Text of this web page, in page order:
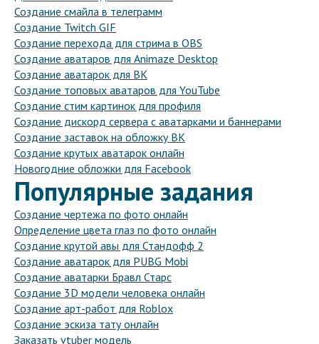
Создание смайла в телеграмм
Создание Twitch GIF
Создание перехода для стрима в OBS
Создание аватаров для Animaze Desktop
Создание аватарок для ВК
Создание топовых аватаров для YouTube
Создание стим картинок для профиля
Создание дискорд сервера с аватарками и баннерами
Создание заставок на обложку ВК
Создание крутых аватарок онлайн
Новогодние обложки для Facebook
Популярные задания
Создание чертежа по фото онлайн
Определение цвета глаз по фото онлайн
Создание крутой авы для Стандофф 2
Создание аватарок для PUBG Mobi
Создание аватарки Бравл Старс
Создание 3D модели человека онлайн
Создание арт-работ для Roblox
Создание эскиза тату онлайн
Заказать vtuber модель